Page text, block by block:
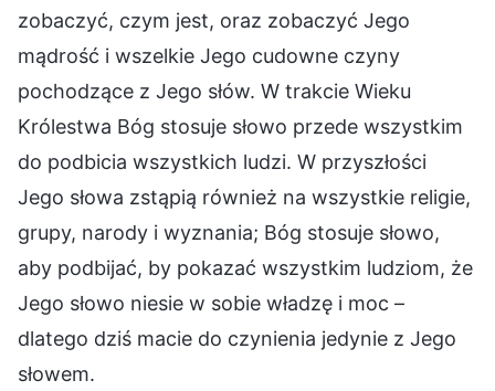
zobaczyć, czym jest, oraz zobaczyć Jego
mądrość i wszelkie Jego cudowne czyny
pochodzące z Jego słów. W trakcie Wieku
Królestwa Bóg stosuje słowo przede wszystkim
do podbicia wszystkich ludzi. W przyszłości
Jego słowa zstąpią również na wszystkie religie,
grupy, narody i wyznania; Bóg stosuje słowo,
aby podbijać, by pokazać wszystkim ludziom, że
Jego słowo niesie w sobie władzę i moc –
dlatego dziś macie do czynienia jedynie z Jego
słowem.